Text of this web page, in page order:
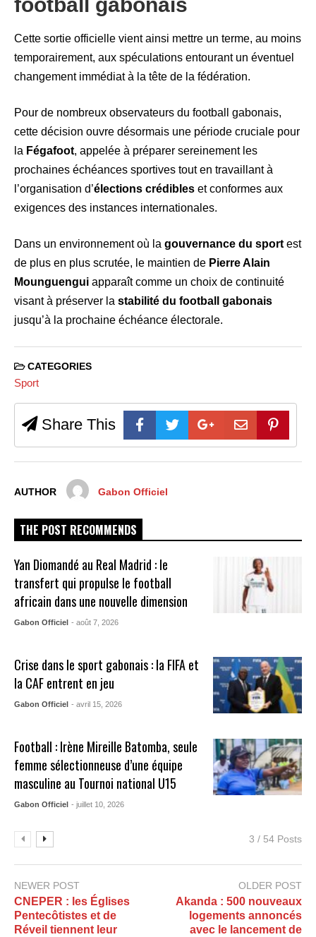
Cette sortie officielle vient ainsi mettre un terme, au moins
temporairement, aux spéculations entourant un éventuel
changement immédiat à la tête de la fédération.
Pour de nombreux observateurs du football gabonais,
cette décision ouvre désormais une période cruciale pour
la Fégafoot, appelée à préparer sereinement les
prochaines échéances sportives tout en travaillant à
l’organisation d’élections crédibles et conformes aux
exigences des instances internationales.
Dans un environnement où la gouvernance du sport est
de plus en plus scrutée, le maintien de Pierre Alain
Mounguengui apparaît comme un choix de continuité
visant à préserver la stabilité du football gabonais
jusqu’à la prochaine échéance électorale.
CATEGORIES
Sport
Share This
AUTHOR Gabon Officiel
THE POST RECOMMENDS
Yan Diomandé au Real Madrid : le
transfert qui propulse le football
africain dans une nouvelle dimension
Gabon Officiel - août 7, 2026
Crise dans le sport gabonais : la FIFA et
la CAF entrent en jeu
Gabon Officiel - avril 15, 2026
Football : Irène Mireille Batomba, seule
femme sélectionneuse d’une équipe
masculine au Tournoi national U15
Gabon Officiel - juillet 10, 2026
3 / 54 Posts
NEWER POST
CNEPER : les Églises
Pentecôtistes et de
Réveil tiennent leur
OLDER POST
Akanda : 500 nouveaux
logements annoncés
avec le lancement de